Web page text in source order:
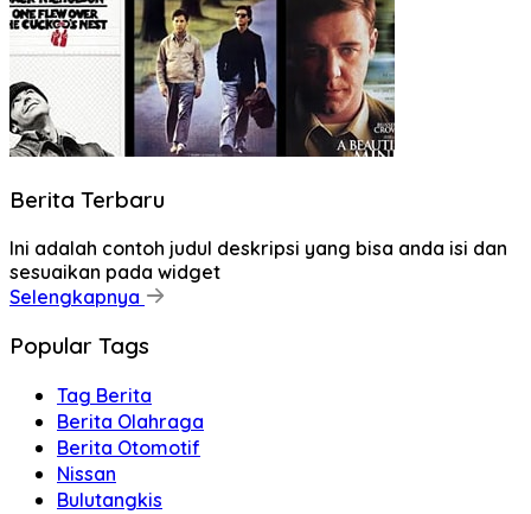
Berita Terbaru
Ini adalah contoh judul deskripsi yang bisa anda isi dan
sesuaikan pada widget
Selengkapnya
Popular Tags
Tag Berita
Berita Olahraga
Berita Otomotif
Nissan
Bulutangkis